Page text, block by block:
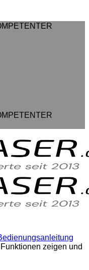
zeigen und